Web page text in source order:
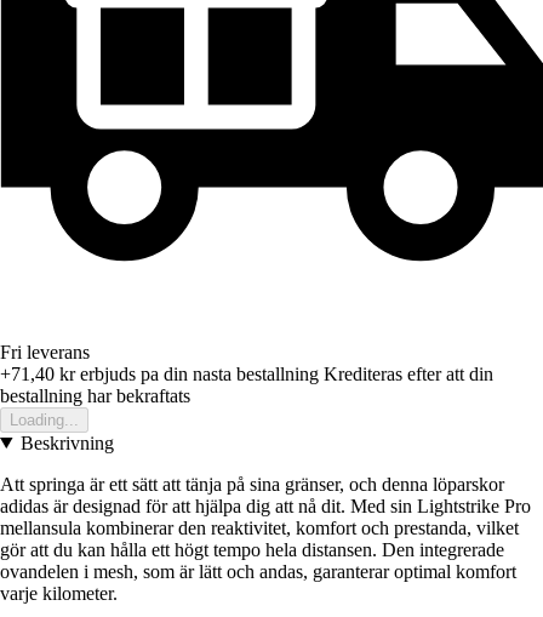
Fri leverans
+71,40 krerbjuds pa din nasta bestallning Krediteras efter att din
bestallning har bekraftats
Loading...
Beskrivning
Att springa är ett sätt att tänja på sina gränser, och denna löparskor
adidas är designad för att hjälpa dig att nå dit. Med sin Lightstrike Pro
mellansula kombinerar den reaktivitet, komfort och prestanda, vilket
gör att du kan hålla ett högt tempo hela distansen. Den integrerade
ovandelen i mesh, som är lätt och andas, garanterar optimal komfort
varje kilometer.